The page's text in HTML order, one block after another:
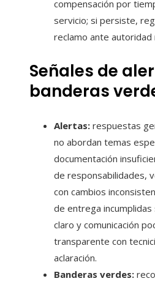
compensación por
servicio; si persiste,
reclamo ante autoridad
Señales de
banderas
Alertas: respuestas
no abordan temas
documentación
de responsabilidades,
con cambios
de entrega incumplidas
claro y comunicación
transparente con
aclaración.
Banderas verdes: